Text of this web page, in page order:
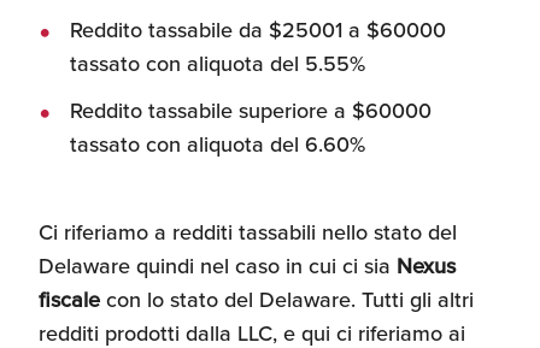
Assicurazioni, Permessi
Umane
Reddito tassabile da $25001 a $60000
tassato con aliquota del 5.55%
Reddito tassabile superiore a $60000
tassato con aliquota del 6.60%
Ci riferiamo a redditi tassabili nello stato del
Delaware quindi nel caso in cui ci sia Nexus
fiscalecon lo stato del Delaware. Tutti gli altri
redditi prodotti dalla LLC, e qui ci riferiamo ai